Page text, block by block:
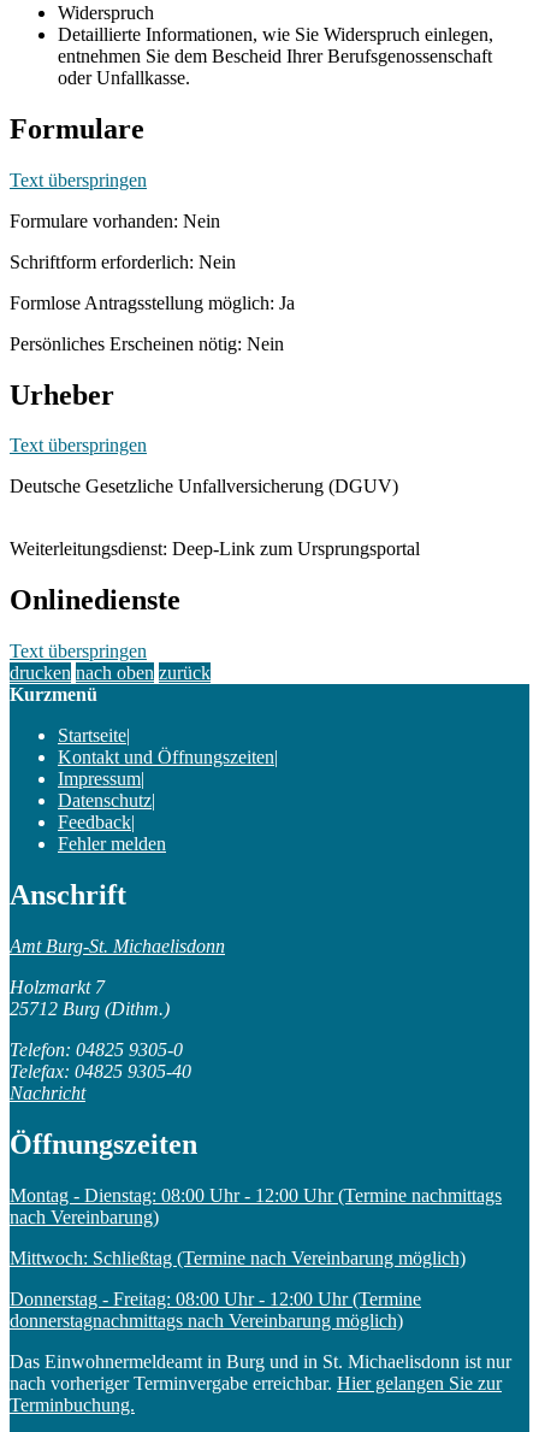
Widerspruch
Detaillierte Informationen, wie Sie Widerspruch einlegen,
entnehmen Sie dem Bescheid Ihrer Berufsgenossenschaft
oder Unfallkasse.
Formulare
Text überspringen
Formulare vorhanden: Nein
Schriftform erforderlich: Nein
Formlose Antragsstellung möglich: Ja
Persönliches Erscheinen nötig: Nein
Urheber
Text überspringen
Deutsche Gesetzliche Unfallversicherung (DGUV)
Weiterleitungsdienst: Deep-Link zum Ursprungsportal
Onlinedienste
Text überspringen
drucken nach oben zurück
Kurzmenü
Startseite|
Kontakt und Öffnungszeiten|
Impressum|
Datenschutz|
Feedback|
Fehler melden
Anschrift
Amt Burg-St. Michaelisdonn
Holzmarkt 7
25712 Burg (Dithm.)
Telefon: 04825 9305-0
Telefax: 04825 9305-40
Nachricht
Öffnungszeiten
Montag - Dienstag: 08:00 Uhr - 12:00 Uhr (Termine nachmittags
nach Vereinbarung)
Mittwoch: Schließtag (Termine nach Vereinbarung möglich)
Donnerstag - Freitag: 08:00 Uhr - 12:00 Uhr (Termine
donnerstagnachmittags nach Vereinbarung möglich)
Das Einwohnermeldeamt in Burg und in St. Michaelisdonn ist nur
nach vorheriger Terminvergabe erreichbar. Hier gelangen Sie zur
Terminbuchung.